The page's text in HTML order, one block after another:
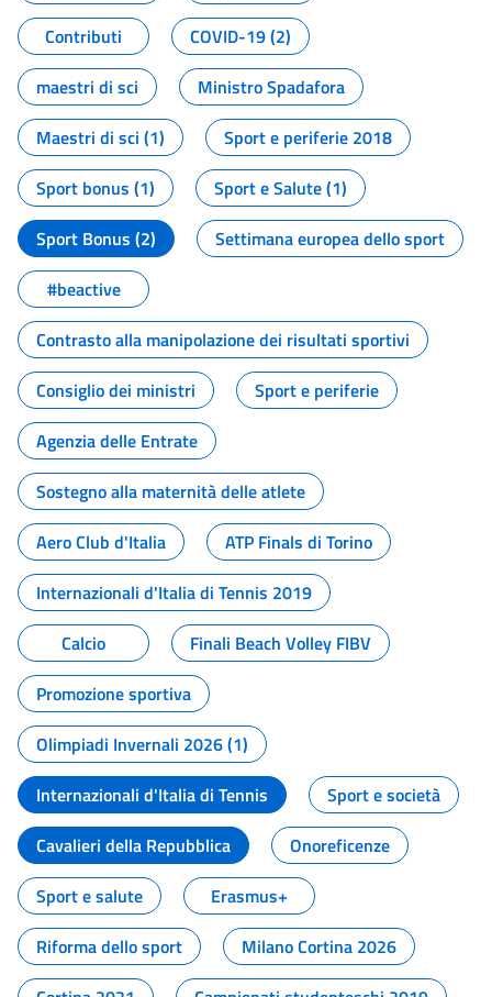
Contributi
COVID-19 (2)
maestri di sci
Ministro Spadafora
Maestri di sci (1)
Sport e periferie 2018
Sport bonus (1)
Sport e Salute (1)
Sport Bonus (2)
Settimana europea dello sport
#beactive
Contrasto alla manipolazione dei risultati sportivi
Consiglio dei ministri
Sport e periferie
Agenzia delle Entrate
Sostegno alla maternità delle atlete
Aero Club d'Italia
ATP Finals di Torino
Internazionali d'Italia di Tennis 2019
Calcio
Finali Beach Volley FIBV
Promozione sportiva
Olimpiadi Invernali 2026 (1)
Internazionali d'Italia di Tennis
Sport e società
Cavalieri della Repubblica
Onoreficenze
Sport e salute
Erasmus+
Riforma dello sport
Milano Cortina 2026